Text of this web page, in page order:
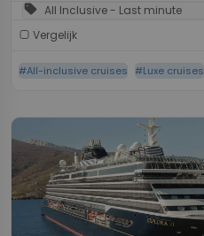
sell All Inclusive - Last minute
Vergelijk
#All-inclusive cruises #Luxe cruises